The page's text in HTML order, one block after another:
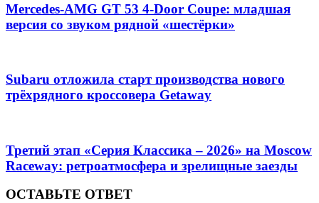
Mercedes-AMG GT 53 4-Door Coupe: младшая
версия со звуком рядной «шестёрки»
Subaru отложила старт производства нового
трёхрядного кроссовера Getaway
Третий этап «Серия Классика – 2026» на Moscow
Raceway: ретроатмосфера и зрелищные заезды
ОСТАВЬТЕ ОТВЕТ